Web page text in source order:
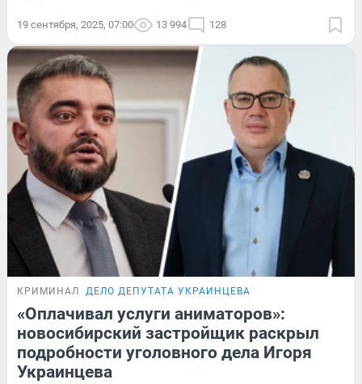
19 сентября, 2025, 07:00 13 994 128
КРИМИНАЛ ДЕЛО ДЕПУТАТА УКРАИНЦЕВА
«Оплачивал услуги аниматоров»:
новосибирский застройщик раскрыл
подробности уголовного дела Игоря
Украинцева